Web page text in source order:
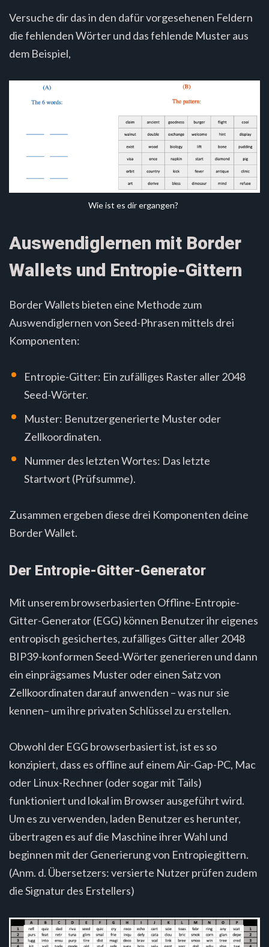
Versuche dir das in den dafür vorgesehenen Feldern
die fehlenden Wörter und das fehlende Muster aus
dem Beispiel,
Wie ist es dir ergangen?
Auswendiglernen mit Border
Wallets und Entropie-Gittern
Border Wallets bieten eine Methode zum
Auswendiglernen von Seed-Phrasen mittels drei
Komponenten:
Entropie-Gitter: Ein zufälliges Raster aller 2048
Seed-Wörter.
Muster: Benutzergenerierte Muster oder
Zellkoordinaten.
Nummer des letzten Wortes: Das letzte
Startwort (Prüfsumme).
Zusammen ergeben diese drei Komponenten deine
Border Wallet.
Der Entropie-Gitter-Generator
Mit unserem browserbasierten Offline-Entropie-
Gitter-Generator (EGG) können Benutzer ihr eigenes
entropisch gesichertes, zufälliges Gitter aller 2048
BIP39-konformen Seed-Wörter generieren und dann
ein einprägsames Muster oder einen Satz von
Zellkoordinaten darauf anwenden – was nur sie
kennen– um ihre privaten Schlüssel zu erstellen.
Obwohl der EGG browserbasiert ist, ist es so
konzipiert, dass es offline auf einem Air-Gap-PC, Mac
oder Linux-Rechner (oder sogar mit Tails)
funktioniert und lokal im Browser ausgeführt wird.
Um es zu verwenden, laden Benutzer es herunter,
übertragen es auf die Maschine ihrer Wahl und
beginnen mit der Generierung von Entropiegittern.
(Anm. d. Übersetzers: versierte Nutzer prüfen zudem
die Signatur des Erstellers)